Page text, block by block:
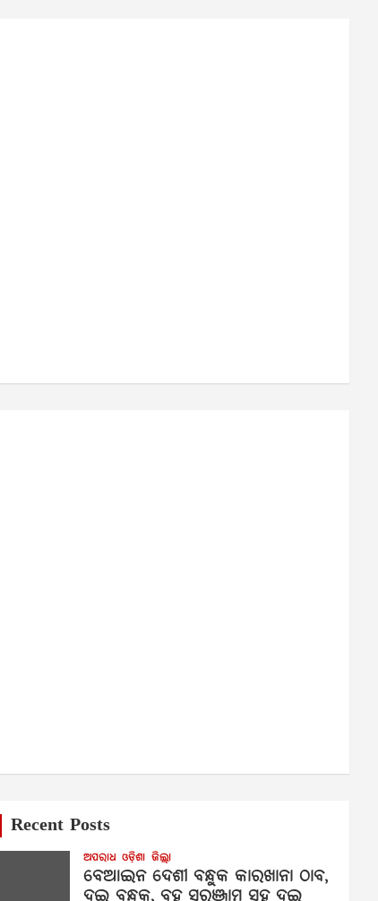
Recent Posts
ଅପରାଧ ଓଡ଼ିଶା ଜିଲ୍ଲା
ବେଆଇନ ଦେଶୀ ବନ୍ଧୁକ କାରଖାନା ଠାବ,